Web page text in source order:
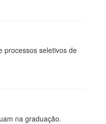
processos seletivos de
na graduação.